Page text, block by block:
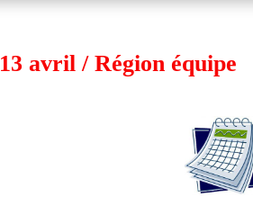
avril / Région équipe